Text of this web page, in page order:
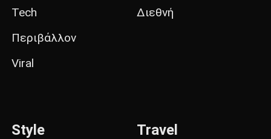
Tech
Περιβάλλον
Viral
Διεθνή
Style Travel